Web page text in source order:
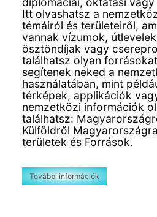
Itt olvashatsz a
témáiról és területeiről,
vannak vízumok,
ösztöndíjak vagy
találhatsz olyan
segítenek neked a
használatában, mint
térképek, applikációk
nemzetközi információk
találhatsz:
Külföldről
területek és Források.
További információk